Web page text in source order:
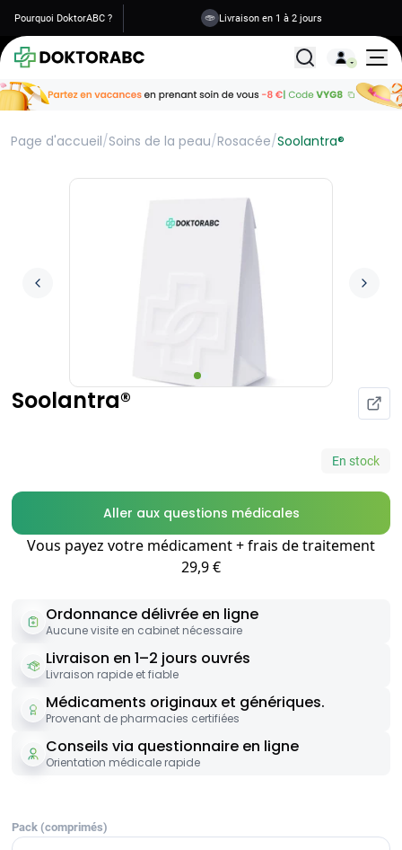
Pourquoi DoktorABC ? Livraison en 1 à 2 jours
Tous les
Page d'accueil/Soins de la peau/Rosacée/Soolantra®
Soolantra®
En stock
Aller aux questions médicales
Vous payez votre médicament + frais de traitement
29,9 €
Ordonnance délivrée en ligne
Aucune visite en cabinet nécessaire
Livraison en 1–2 jours ouvrés
Livraison rapide et fiable
Médicaments originaux et génériques.
Provenant de pharmacies certifiées
Conseils via questionnaire en ligne
Orientation médicale rapide
Pack (comprimés)